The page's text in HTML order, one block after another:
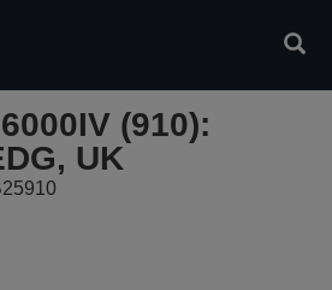
(910):
UK